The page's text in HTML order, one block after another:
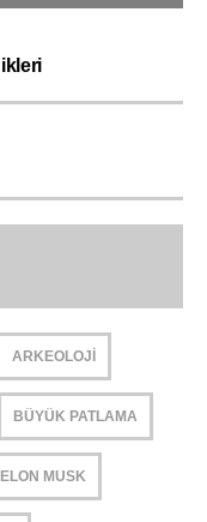
ARKEOLOJI
BÜYÜK PATLAMA
ELON MUSK